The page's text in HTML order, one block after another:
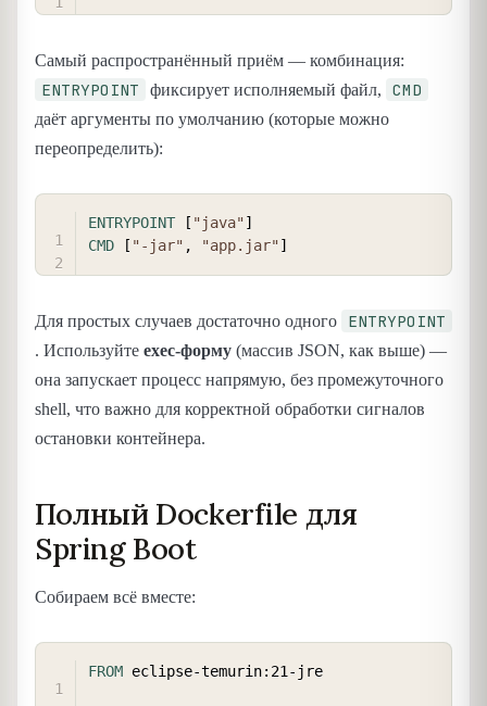
Самый распространённый приём — комбинация:
ENTRYPOINT фиксирует исполняемый файл, CMD
даёт аргументы по умолчанию (которые можно
переопределить):
ENTRYPOINT [ "java"]
CMD [ "-jar" , "app.jar"]
Для простых случаев достаточно одного ENTRYPOINT
. Используйте exec-форму (массив JSON, как выше) —
она запускает процесс напрямую, без промежуточного
shell, что важно для корректной обработки сигналов
остановки контейнера.
Полный Dockerfile для
Spring Boot
Собираем всё вместе:
FROM eclipse-temurin:21-jre